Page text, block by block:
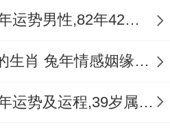
件 与人脉。
另另一方面拓展人脉网
1982年属狗人2024年运势男性,82年42岁属狗男2024年每月运程怎么样
2023年姻缘最旺盛的生肖 兔年情感姻缘运比较旺的属相
1985年属牛女2024年运势及运程,39岁属牛人2024全年每月运势女性如何